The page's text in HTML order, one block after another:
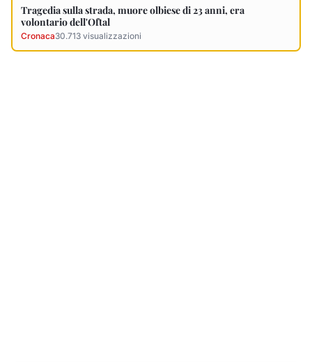
Tragedia sulla strada, muore olbiese di 23 anni, era
volontario dell'Oftal
Cronaca30.713 visualizzazioni